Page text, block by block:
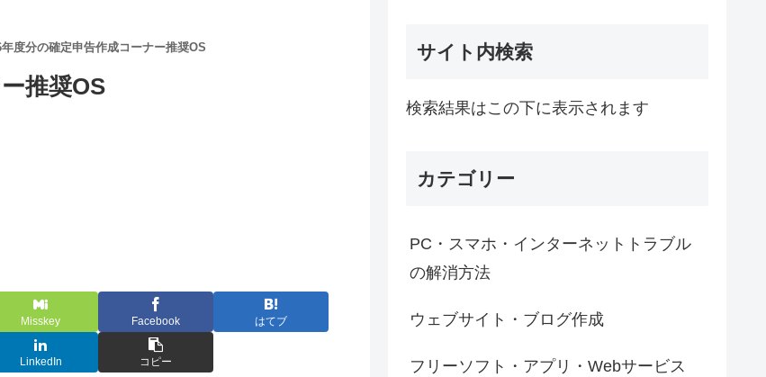
度分の確定申告作成コーナー推奨OS
推奨OS
Misskey Facebook はてブ
LinkedIn コピー
サイト内検索
検索結果はこの下に表示されます
カテゴリー
PC・スマホ・インターネットトラブル
の解消方法
ウェブサイト・ブログ作成
フリーソフト・アプリ・Webサービス